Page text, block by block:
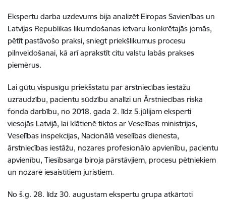
Ekspertu darba uzdevums bija analizēt Eiropas Savienības un
Latvijas Republikas likumdošanas ietvaru konkrētajās jomās,
pētīt pastāvošo praksi, sniegt priekšlikumus procesu
pilnveidošanai, kā arī aprakstīt citu valstu labās prakses
piemērus.
Lai gūtu vispusīgu priekšstatu par ārstniecības iestāžu
uzraudzību, pacientu sūdzību analīzi un Ārstniecības riska
fonda darbību, no 2018. gada 2. līdz 5.jūlijam eksperti
viesojās Latvijā, lai klātienē tiktos ar Veselības ministrijas,
Veselības inspekcijas, Nacionālā veselības dienesta,
ārstniecības iestāžu, nozares profesionālo apvienību, pacientu
apvienību, Tiesībsarga biroja pārstāvjiem, procesu pētniekiem
un nozarē iesaistītiem juristiem.
No š.g. 28. līdz 30. augustam ekspertu grupa atkārtoti